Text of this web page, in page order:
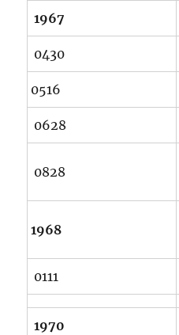
1967
0430
0516
0628
0828
1968
0111
1970